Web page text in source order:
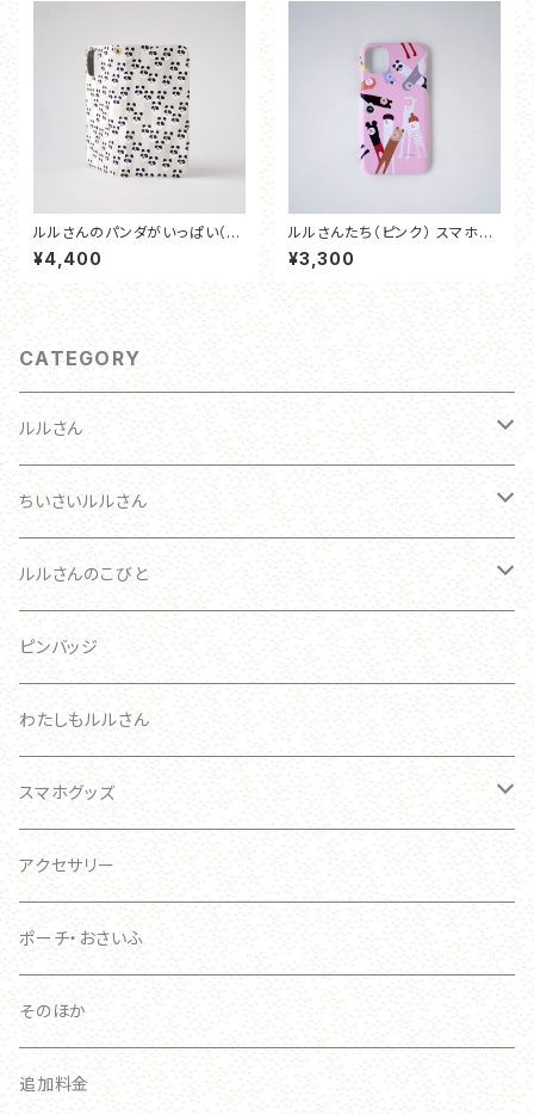
ルルさんのパンダがいっぱい（し
ろくろ）手帳型スマホケース
¥4,400
ルルさんたち（ピンク） スマホケ
ース
¥3,300
CATEGORY
ルルさん
わたしのルルさん オーダーメイド
おとな
こども
あかちゃん
ブローチ
おおきい
ちいさいルルさん
ルルさん
ブローチ
ブローチ
ルルさんのこびと
ルルさん
ブローチ
キーホルダー
ピンバッジ
わたしもルルさん
スマホグッズ
スマホケース
手帳型ケース
スマホリング
アクセサリー
ポーチ・おさいふ
そのほか
追加料金